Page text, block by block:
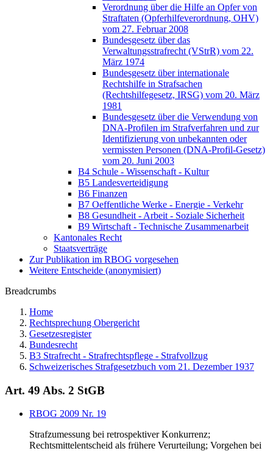
Verordnung über die Hilfe an Opfer von
Straftaten (Opferhilfeverordnung, OHV)
vom 27. Februar 2008
Bundesgesetz über das
Verwaltungsstrafrecht (VStrR) vom 22.
März 1974
Bundesgesetz über internationale
Rechtshilfe in Strafsachen
(Rechtshilfegesetz, IRSG) vom 20. März
1981
Bundesgesetz über die Verwendung von
DNA-Profilen im Strafverfahren und zur
Identifizierung von unbekannten oder
vermissten Personen (DNA-Profil-Gesetz)
vom 20. Juni 2003
B4 Schule - Wissenschaft - Kultur
B5 Landesverteidigung
B6 Finanzen
B7 Oeffentliche Werke - Energie - Verkehr
B8 Gesundheit - Arbeit - Soziale Sicherheit
B9 Wirtschaft - Technische Zusammenarbeit
Kantonales Recht
Staatsverträge
Zur Publikation im RBOG vorgesehen
Weitere Entscheide (anonymisiert)
Breadcrumbs
Home
Rechtsprechung Obergericht
Gesetzesregister
Bundesrecht
B3 Strafrecht - Strafrechtspflege - Strafvollzug
Schweizerisches Strafgesetzbuch vom 21. Dezember 1937
Art. 49 Abs. 2 StGB
RBOG 2009 Nr. 19
Strafzumessung bei retrospektiver Konkurrenz;
Rechtsmittelentscheid als frühere Verurteilung; Vorgehen bei